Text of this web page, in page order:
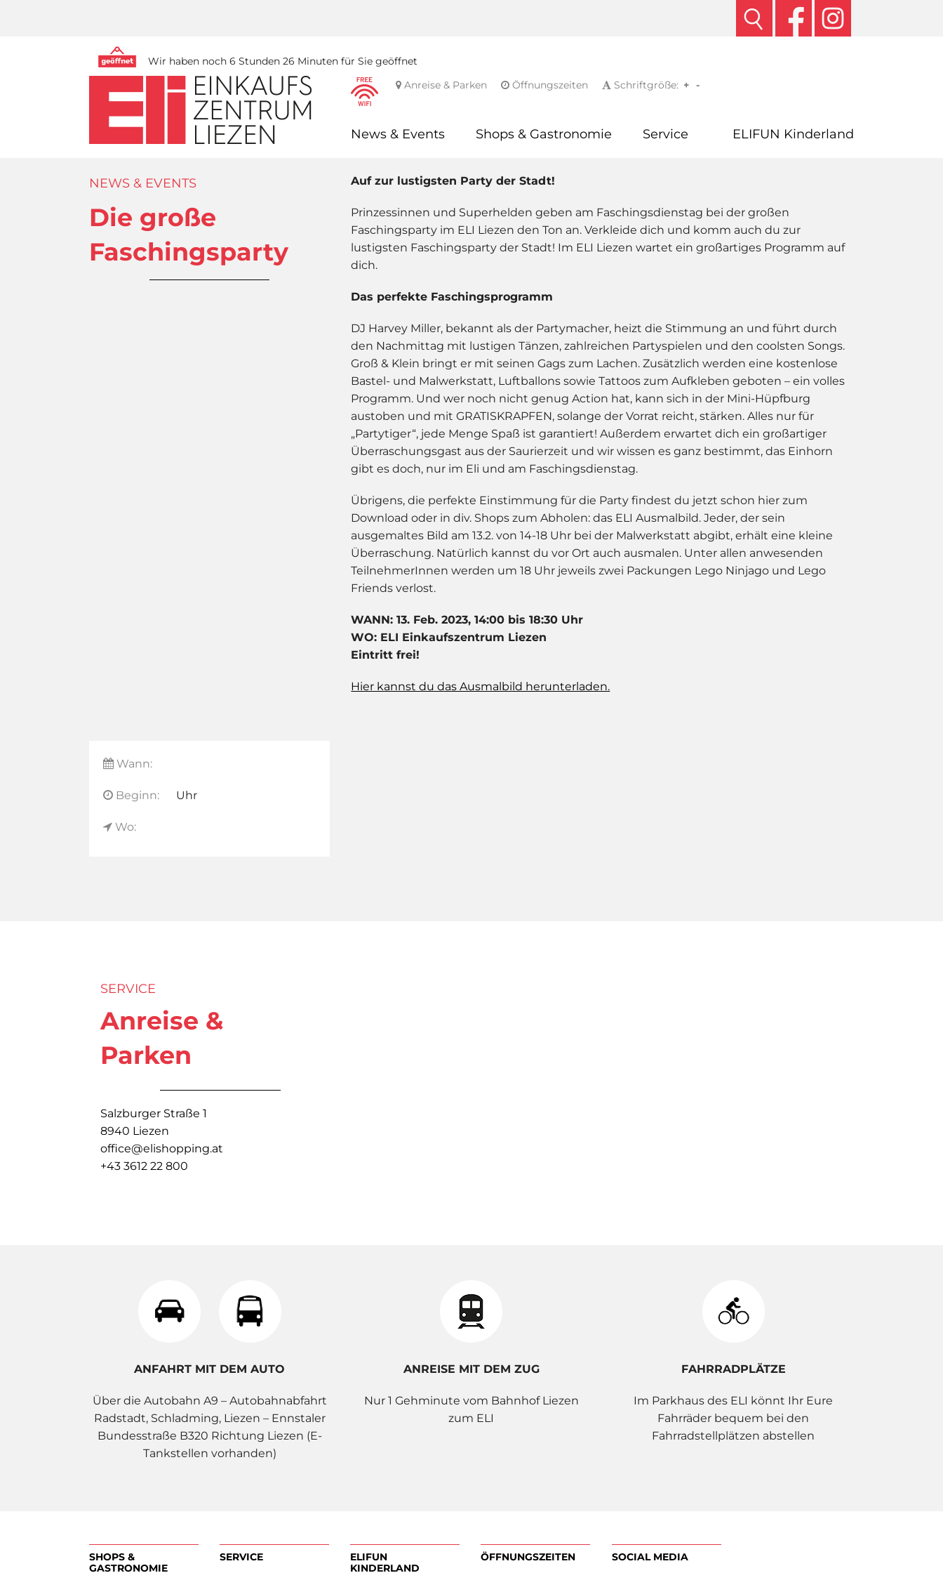
Wir haben noch 6 Stunden 26 Minuten für Sie geöffnet
Anreise & Parken
Öffnungszeiten Schriftgröße: -
+
News & Events Shops & Gastronomie Service ELIFUN Kinderland
NEWS & EVENTS
Die große
Faschingsparty
Auf zur lustigsten Party der Stadt!
Prinzessinnen und Superhelden geben am Faschingsdienstag bei der großen
Faschingsparty im ELI Liezen den Ton an. Verkleide dich und komm auch du zur
lustigsten Faschingsparty der Stadt! Im ELI Liezen wartet ein großartiges Programm auf
dich.
Das perfekte Faschingsprogramm
DJ Harvey Miller, bekannt als der Partymacher, heizt die Stimmung an und führt durch
den Nachmittag mit lustigen Tänzen, zahlreichen Partyspielen und den coolsten Songs.
Groß & Klein bringt er mit seinen Gags zum Lachen. Zusätzlich werden eine kostenlose
Bastel- und Malwerkstatt, Luftballons sowie Tattoos zum Aufkleben geboten – ein volles
Programm. Und wer noch nicht genug Action hat, kann sich in der Mini-Hüpfburg
austoben und mit GRATISKRAPFEN, solange der Vorrat reicht, stärken. Alles nur für
„Partytiger“, jede Menge Spaß ist garantiert! Außerdem erwartet dich ein großartiger
Überraschungsgast aus der Saurierzeit und wir wissen es ganz bestimmt, das Einhorn
gibt es doch, nur im Eli und am Faschingsdienstag.
Übrigens, die perfekte Einstimmung für die Party findest du jetzt schon hier zum
Download oder in div. Shops zum Abholen: das ELI Ausmalbild. Jeder, der sein
ausgemaltes Bild am 13.2. von 14-18 Uhr bei der Malwerkstatt abgibt, erhält eine kleine
Überraschung. Natürlich kannst du vor Ort auch ausmalen. Unter allen anwesenden
TeilnehmerInnen werden um 18 Uhr jeweils zwei Packungen Lego Ninjago und Lego
Friends verlost.
WANN: 13. Feb. 2023, 14:00 bis 18:30 Uhr
WO: ELI Einkaufszentrum Liezen
Eintritt frei!
Hier kannst du das Ausmalbild herunterladen.
Wann:
Beginn: Uhr
Wo:
SERVICE
Anreise &
Parken
Salzburger Straße 1
8940 Liezen
office@elishopping.at
+43 3612 22 800
ANFAHRT MIT DEM AUTO
Über die Autobahn A9 – Autobahnabfahrt
Radstadt, Schladming, Liezen – Ennstaler
Bundesstraße B320 Richtung Liezen (E-
Tankstellen vorhanden)
ANREISE MIT DEM ZUG
Nur 1 Gehminute vom Bahnhof Liezen
zum ELI
FAHRRADPLÄTZE
Im Parkhaus des ELI könnt Ihr Eure
Fahrräder bequem bei den
Fahrradstellplätzen abstellen